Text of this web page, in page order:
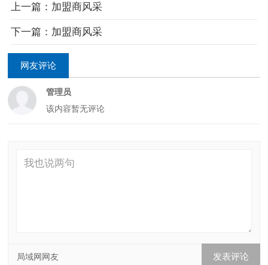
上一篇：加盟商风采
下一篇：加盟商风采
网友评论
管理员
该内容暂无评论
局域网网友